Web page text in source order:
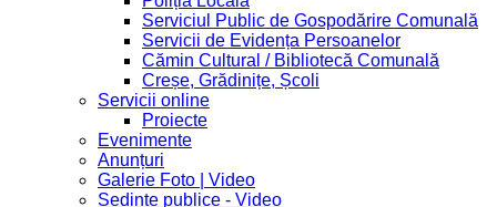
Serviciul Public de Gospodărire Comunală
Servicii de Evidența Persoanelor
Cămin Cultural / Bibliotecă Comunală
Creșe, Grădinițe, Școli
Servicii online
Proiecte
Evenimente
Anunțuri
Galerie Foto | Video
Sedinte publice - Video